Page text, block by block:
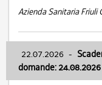
Azienda Sanitaria Friuli
22.07.2026 -
domande: